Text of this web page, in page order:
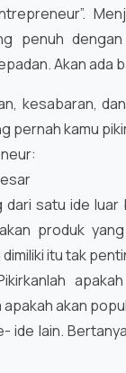
penuh
Akan
kesabaran,
pernah kamu
dari satu ide
produk
itu tak
akan
ide lain.